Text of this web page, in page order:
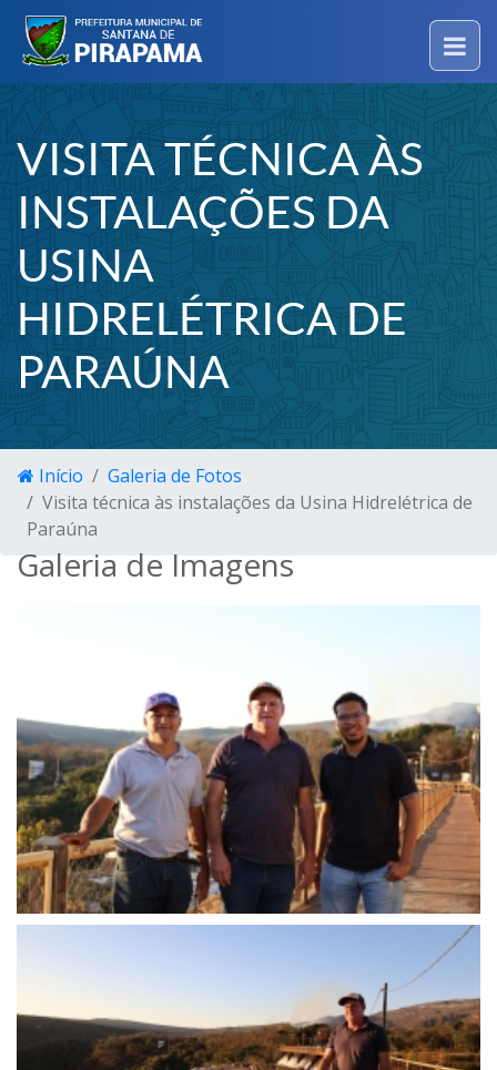
VISITA TÉCNICA ÀS
INSTALAÇÕES DA
USINA
HIDRELÉTRICA DE
PARAÚNA
Início
Galeria de Fotos
Visita técnica às instalações da Usina Hidrelétrica de
Paraúna
Galeria de Imagens